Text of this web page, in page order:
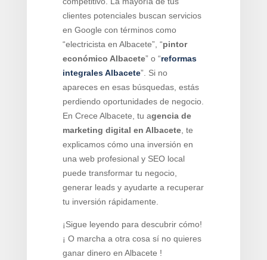
clientes potenciales buscan servicios
en Google con términos como
“electricista en Albacete”, “pintor
económico Albacete” o “reformas
integrales Albacete”. Si no
apareces en esas búsquedas, estás
perdiendo oportunidades de negocio.
En Crece Albacete, tu agencia de
marketing digital en Albacete, te
explicamos cómo una inversión en
una web profesional y SEO local
puede transformar tu negocio,
generar leads y ayudarte a recuperar
tu inversión rápidamente.
¡Sigue leyendo para descubrir cómo!
¡ O marcha a otra cosa sí no quieres
ganar dinero en Albacete !